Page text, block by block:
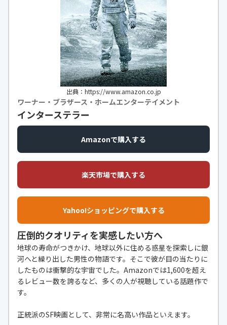
出典：https://www.amazon.co.jp
ワーナー・ブラザース・ホームエンターテイメント
インターステラー
Amazonで購入する
楽天市場で購入する
Yahoo!ショッピングで購入する
圧倒的クオリティを実感したい方へ
地球の寿命がつきかけ、地球以外に住める惑星を探索しに銀
河へと繰り出した男性の物語です。そこで彼が目の当たりに
したものは衝撃的な宇宙でした。Amazonでは1,600を超え
るレビュー数を誇るなど、多くの人が視聴している話題作で
す。
正統派のSF映画として、非常に名高い作品といえます。